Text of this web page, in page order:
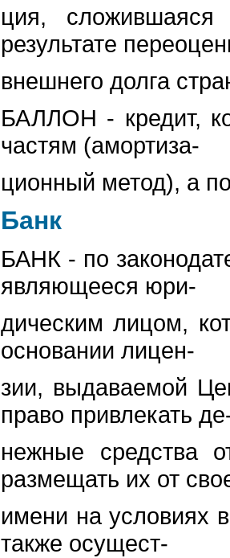
ция,
результате
внешнего долга
БАЛЛОН - кредит,
частям (амортиза-
ционный метод), а
Банк
БАНК - по
являющееся юри-
дическим лицом,
основании лицен-
зии, выдаваемой
право привлекать
нежные средства
размещать их от
имени на условиях
также осущест-